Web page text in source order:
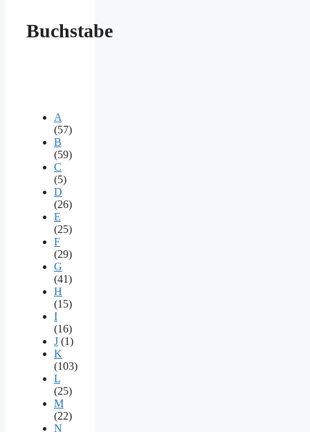
Buchstabe
A
(57)
B
(59)
C
(5)
D
(26)
E
(25)
F
(29)
G
(41)
H
(15)
I
(16)
J (1)
K
(103)
L
(25)
M
(22)
N